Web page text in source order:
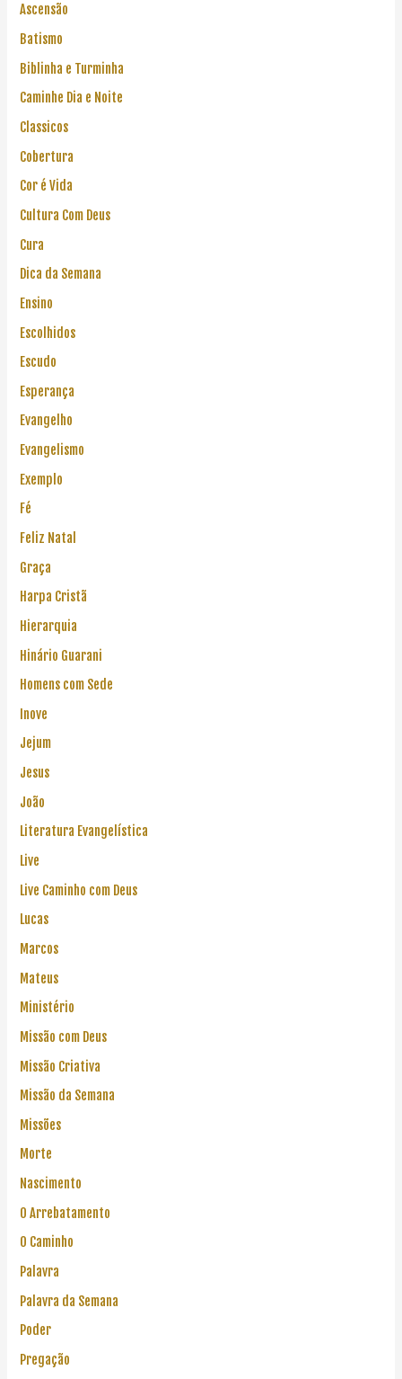
Ascensão
Batismo
Biblinha e Turminha
Caminhe Dia e Noite
Classicos
Cobertura
Cor é Vida
Cultura Com Deus
Cura
Dica da Semana
Ensino
Escolhidos
Escudo
Esperança
Evangelho
Evangelismo
Exemplo
Fé
Feliz Natal
Graça
Harpa Cristã
Hierarquia
Hinário Guarani
Homens com Sede
Inove
Jejum
Jesus
João
Literatura Evangelística
Live
Live Caminho com Deus
Lucas
Marcos
Mateus
Ministério
Missão com Deus
Missão Criativa
Missão da Semana
Missões
Morte
Nascimento
O Arrebatamento
O Caminho
Palavra
Palavra da Semana
Poder
Pregação